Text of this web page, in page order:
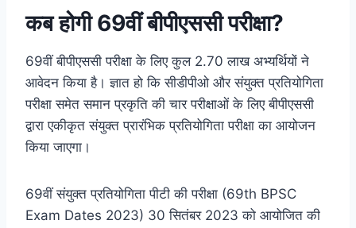
कब होगी 69वीं बीपीएससी परीक्षा?
69वीं बीपीएससी परीक्षा के लिए कुल 2.70 लाख अभ्यर्थियों ने
आवेदन किया है। ज्ञात हो कि सीडीपीओ और संयुक्त प्रतियोगिता
परीक्षा समेत समान प्रकृति की चार परीक्षाओं के लिए बीपीएससी
द्वारा एकीकृत संयुक्त प्रारंभिक प्रतियोगिता परीक्षा का आयोजन
किया जाएगा।
69वीं संयुक्त प्रतियोगिता पीटी की परीक्षा (69th BPSC
Exam Dates 2023) 30 सितंबर 2023 को आयोजित की